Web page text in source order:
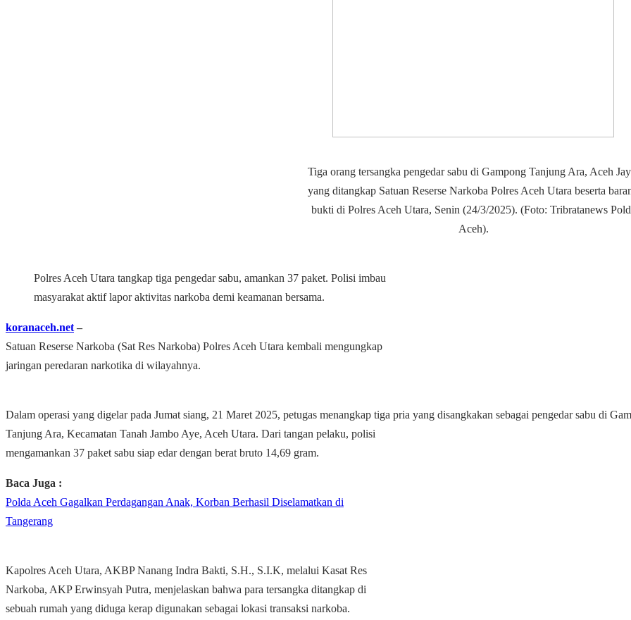
Tiga orang tersangka pengedar sabu di Gampong Tanjung Ara, Aceh
yang ditangkap Satuan Reserse Narkoba Polres Aceh Utara beserta
bukti di Polres Aceh Utara, Senin (24/3/2025). (Foto: Tribratanews
Aceh).
Polres Aceh Utara tangkap tiga pengedar sabu, amankan 37 paket. Polisi imbau
masyarakat aktif lapor aktivitas narkoba demi keamanan bersama.
koranaceh.net –
Satuan Reserse Narkoba (Sat Res Narkoba) Polres Aceh Utara kembali mengungkap
jaringan peredaran narkotika di wilayahnya.
Dalam operasi yang digelar pada Jumat siang, 21 Maret 2025, petugas menangkap tiga pria yang disangkakan sebagai pengedar sabu di
Tanjung Ara, Kecamatan Tanah Jambo Aye, Aceh Utara. Dari tangan pelaku, polisi
mengamankan 37 paket sabu siap edar dengan berat bruto 14,69 gram.
Baca Juga :
Polda Aceh Gagalkan Perdagangan Anak, Korban Berhasil Diselamatkan di
Tangerang
Kapolres Aceh Utara, AKBP Nanang Indra Bakti, S.H., S.I.K, melalui Kasat Res
Narkoba, AKP Erwinsyah Putra, menjelaskan bahwa para tersangka ditangkap di
sebuah rumah yang diduga kerap digunakan sebagai lokasi transaksi narkoba.